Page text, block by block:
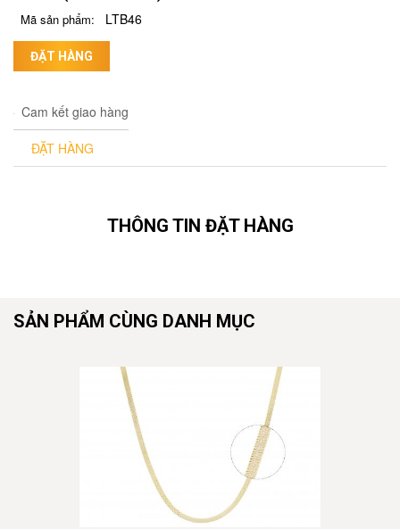
Mã sản phẩm: LTB46
ĐẶT HÀNG
Cam kết giao hàng
ĐẶT HÀNG
THÔNG TIN ĐẶT HÀNG
SẢN PHẨM CÙNG DANH MỤC